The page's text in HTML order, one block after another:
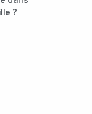
?